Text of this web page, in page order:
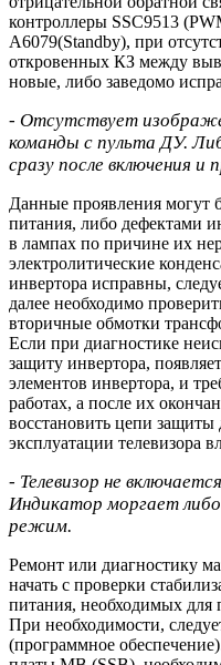
контроллеры SSC9513
A6079(Standby), при
откровенных КЗ между
новые, либо заведомо
- Отсутствует
команды с пульта ДУ.
сразу после включения и
Данные проявления могут
питания, либо дефектами
в лампах по причине их
электролитические
инвертора исправны,
далее необходимо
вторичные обмотки
Если при диагностике
защиту инвертора,
элементов инвертора, и
работах, а после их
восстановить цепи защиты
эксплуатации телевизора
- Телевизор не
Индикатор моргает
режим.
Ремонт или диагностику
начать с проверки
питания, необходимых
При необходимости,
(программное